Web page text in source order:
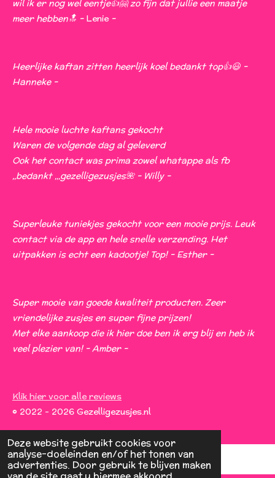
Deze website gebruikt cookies voor
analyse-doeleinden en/of het tonen van
advertenties. Door gebruik te blijven maken
g
s
t
r r
e
n
r
e
n
r
e
n
r
e
n
n
wil ik er nog wel eentje👍🤗 zo fijn dat jullie een maatje
meer hebben🔝 - Lenie-
Heerlijke kaftan zitten heerlijk koel bedankt top👍😃 -
Hanneke -
Hele mooie luchte kaftans gekocht
Waren de volgende dag al geleverd
Ook het contact was prima zowel whatappe als fb
,,bedankt ,,,gezelligezusjes🌺 - Willy -
Superleuke tuniekjes gekocht voor een mooie prijs. Leuk
contact via de app en hele snelle verzending. Het
uitpakken is echt een kadootje! Top! - Esther -
Super mooie van goede kwaliteit producten. Zeer
vriendelijke zusjes en super fijne prijzen!
Met elke aankoop die ik hier doe ben ik erg blij en heb ik
veel plezier van! - Amber -
Klik hier voor alle reviews
© 2022 - 2026 Gezelligezusjes.nl